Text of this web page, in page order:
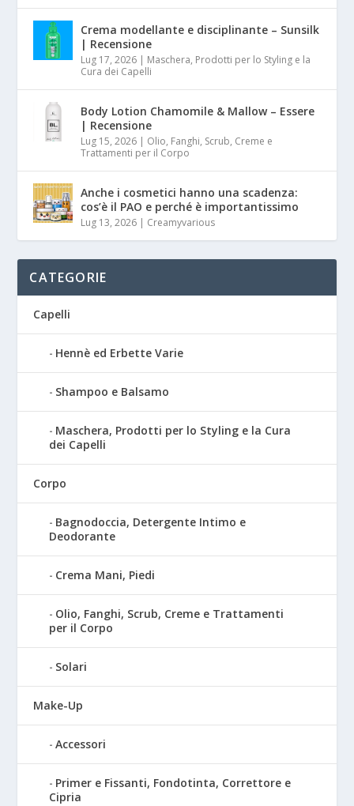
Crema modellante e disciplinante – Sunsilk
| Recensione
Lug 17, 2026 | Maschera, Prodotti per lo Styling e la
Cura dei Capelli
Body Lotion Chamomile & Mallow – Essere
| Recensione
Lug 15, 2026 | Olio, Fanghi, Scrub, Creme e
Trattamenti per il Corpo
Anche i cosmetici hanno una scadenza:
cos’è il PAO e perché è importantissimo
Lug 13, 2026 | Creamyvarious
CATEGORIE
Capelli
Hennè ed Erbette Varie
Shampoo e Balsamo
Maschera, Prodotti per lo Styling e la Cura
dei Capelli
Corpo
Bagnodoccia, Detergente Intimo e
Deodorante
Crema Mani, Piedi
Olio, Fanghi, Scrub, Creme e Trattamenti
per il Corpo
Solari
Make-Up
Accessori
Primer e Fissanti, Fondotinta, Correttore e
Cipria